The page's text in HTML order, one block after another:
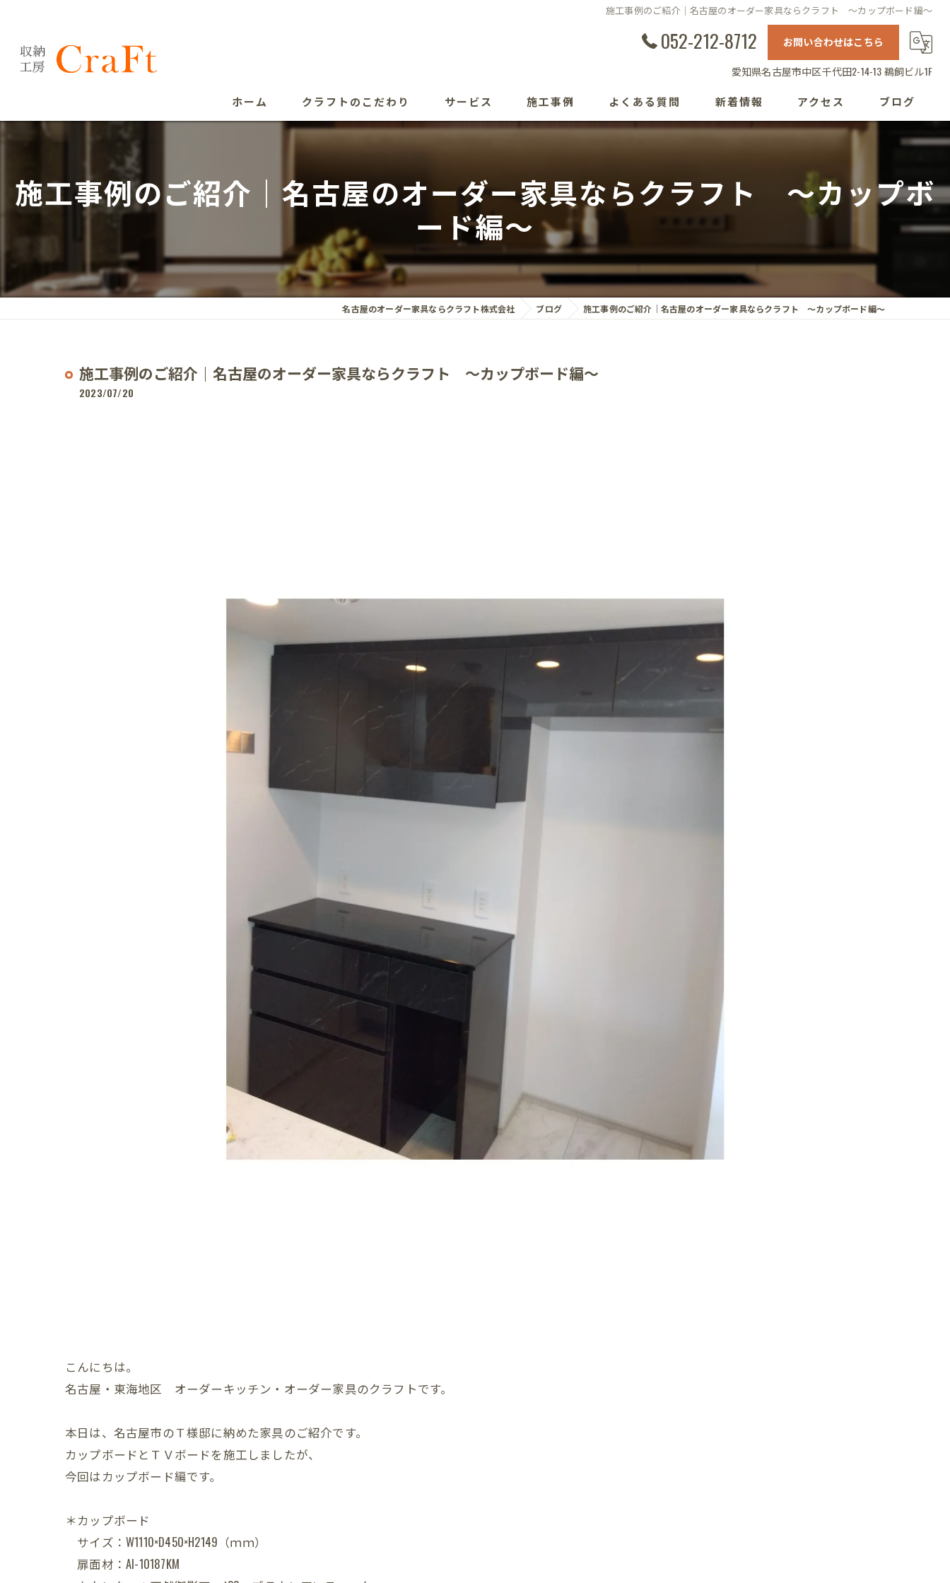
施工事例のご紹介｜名古屋のオーダー家具ならクラフト ～カップボード編～
052-212-8712
お問い合わせはこちら
愛知県名古屋市中区千代田2-14-13 鵜飼ビル1F
ホーム クラフトのこだわり サービス 施工事例 よくある質問 新着情報 アクセス ブログ
施工事例のご紹介｜名古屋のオーダー家具ならクラフト ～カップボ
ード編～
名古屋のオーダー家具ならクラフト株式会社 ブログ 施工事例のご紹介｜名古屋のオーダー家具ならクラフト ～カップボード編～
施工事例のご紹介｜名古屋のオーダー家具ならクラフト ～カップボード編～
2023/07/20
こんにちは。
名古屋・東海地区 オーダーキッチン・オーダー家具のクラフトです。
本日は、名古屋市のＴ様邸に納めた家具のご紹介です。
カップボードとＴＶボードを施工しましたが、
今回はカップボード編です。
＊カップボード
サイズ：W1110×D450×H2149（ｍｍ）
扉面材：AI-10187KM